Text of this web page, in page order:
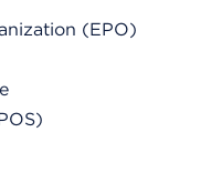
(EPO)